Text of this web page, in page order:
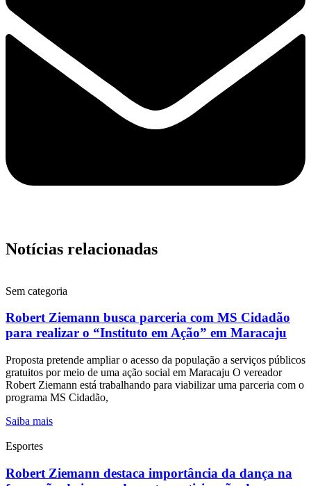
Notícias relacionadas
Sem categoria
Robert Ziemann busca parceria com MS Cidadão
para realizar o “Instituto em Ação” em Maracaju
Proposta pretende ampliar o acesso da população a serviços públicos
gratuitos por meio de uma ação social em Maracaju O vereador
Robert Ziemann está trabalhando para viabilizar uma parceria com o
programa MS Cidadão,
Saiba mais
Esportes
Robert Ziemann destaca importância da dança na